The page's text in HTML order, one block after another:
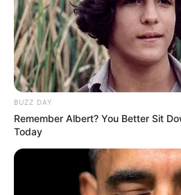
BUZZ DAY
Remember Albert? You Better Sit
Today